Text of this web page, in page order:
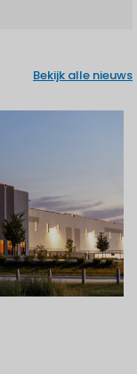
Bekijk alle nieuws